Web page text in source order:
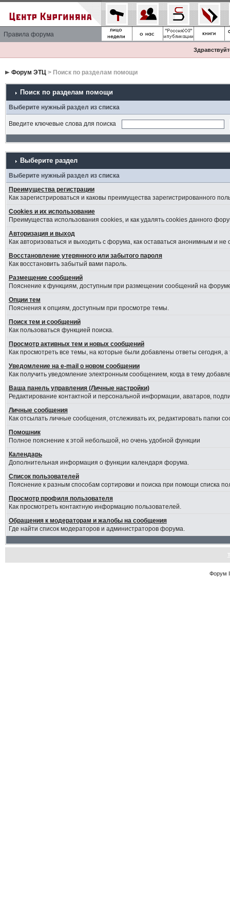
Правила форума
Форум ЭТЦ> Поиск по разделам помощи
Поиск по разделам помощи
Выберите нужный раздел из списка
Введите ключевые слова для поиска
Выберите раздел
Выберите нужный раздел из списка
Преимущества регистрации
Как зарегистрироваться и каковы преимущества зарегистрированного
Cookies и их использование
Преимущества использования cookies, и как удалять cookies данного
Авторизация и выход
Как авторизоваться и выходить с форума, как оставаться анонимным и
Восстановление утерянного или забытого пароля
Как восстановить забытый вами пароль.
Размещение сообщений
Пояснение к функциям, доступным при размещении сообщений на
Опции тем
Пояснения к опциям, доступным при просмотре темы.
Поиск тем и сообщений
Как пользоваться функцией поиска.
Просмотр активных тем и новых сообщений
Как просмотреть все темы, на которые были добавлены ответы сегодня,
Уведомление на е-mail о новом сообщении
Как получить уведомление электронным сообщением, когда в тему
Ваша панель управления (Личные настройки)
Редактирование контактной и персональной информации, аватаров,
Личные сообщения
Как отсылать личные сообщения, отслеживать их, редактировать папки
Помошник
Полное пояснение к этой небольшой, но очень удобной функции
Календарь
Дополнительная информация о функции календаря форума.
Список пользователей
Пояснение к разным способам сортировки и поиска при помощи списка
Просмотр профиля пользователя
Как просмотреть контактную информацию пользователей.
Обращения к модераторам и жалобы на сообщения
Где найти список модераторов и администраторов форума.
Форум